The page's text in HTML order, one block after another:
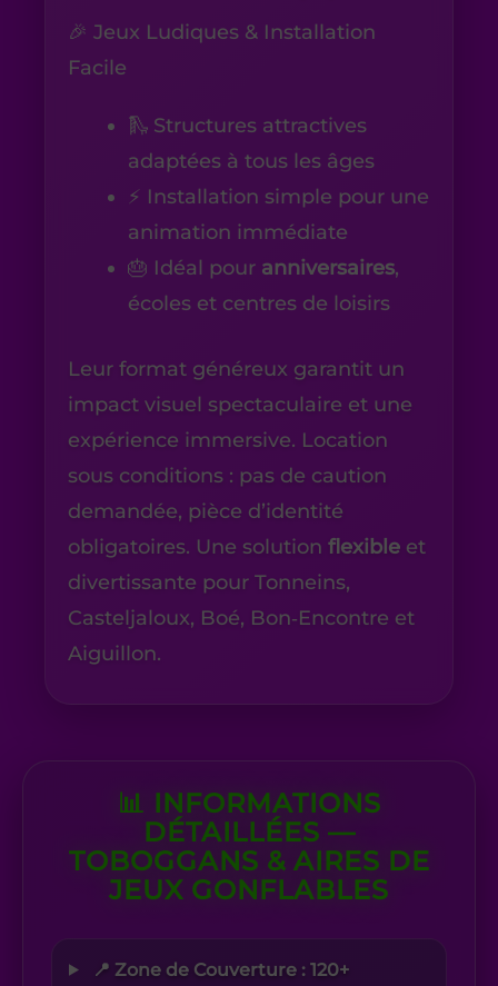
🎉 Jeux Ludiques & Installation
Facile
🛝 Structures attractives
adaptées à tous les âges
⚡ Installation simple pour une
animation immédiate
🎂 Idéal pour anniversaires,
écoles et centres de loisirs
Leur format généreux garantit un
impact visuel spectaculaire et une
expérience immersive. Location
sous conditions : pas de caution
demandée, pièce d’identité
obligatoires. Une solutionflexible et
divertissante pour Tonneins,
Casteljaloux, Boé, Bon‑Encontre et
Aiguillon.
📊 INFORMATIONS
DÉTAILLÉES —
TOBOGGANS & AIRES DE
JEUX GONFLABLES
📍 Zone de Couverture : 120+